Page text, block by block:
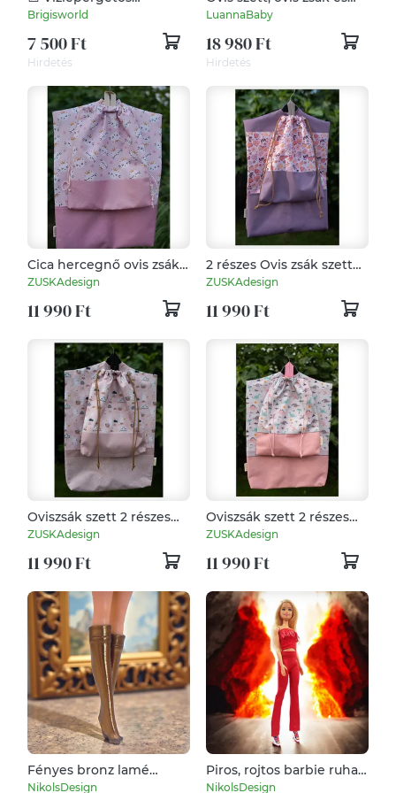
tornazsák-🚜 munkagép
mintával
Brigisworld
7 500 Ft
Hirdetés
tornazsák kislánynak,
pillangók, LuannaBaby
LuannaBaby
18 980 Ft
Hirdetés
Cica hercegnő ovis zsák
szett
ZUSKAdesign
11 990 Ft
2 részes Ovis zsák szett
"Mályvás virág"
ZUSKAdesign
11 990 Ft
Oviszsák szett 2 részes
"Nyuszis"
ZUSKAdesign
11 990 Ft
Oviszsák szett 2 részes
"Lányos dínó"
ZUSKAdesign
11 990 Ft
Fényes bronz lamé
térdharisnya/csizma
NikolsDesign
Piros, rojtos barbie ruha
szett műbőrrel - ruha
NikolsDesign